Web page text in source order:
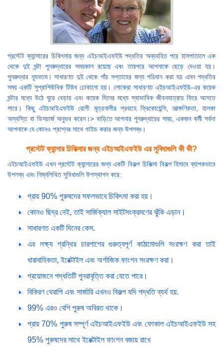
প্রস্টেট ক্যান্সারের চিকিৎসার জন্য এইচআইএফইউ পদ্ধতির অব্যবহিত পরে হাসপাতালে এক
থেকে দুই ঘন্টা পুনরুদ্ধারের সময়কাল রয়েছে এবং তারপরে আপনাকে ছেড়ে দেওয়া হয়।
পুনরুদ্ধার ন্যূনতম। সাধারণত দুই থেকে পাঁচ সপ্তাহের জন্য পরিধান করা হয় এমন পদ্ধতির
সময় একটি সুপ্রাপিউবিক টিউব ঢোকানো হয়। লোকেরা সাধারণত এইচআইএফইউ-এর কয়েক
ঘন্টার মধ্যে উঠে ঘুরে বেড়ায় এবং কয়েক দিনের মধ্যে স্বাভাবিক জীবনযাত্রায় ফিরে আসতে
পারে। কিছু এইচআইএফইউ রোগী মূত্রনালীর প্রবাহে ফ্রিকোয়েন্সি, তাত্ক্ষণিকতা, হালকা
অস্বস্তি বা ডিসচার্জ অনুভব করেন।> বাড়িতে আপনার পুনরুদ্ধারের সময়, একজন কর্মী সর্বদা
আপনাকে যে কোনও প্রশ্নের সাথে গাইড করার জন্য উপলব্ধ।
প্রস্টেট ক্যান্সার চিকিত্সার জন্য এইচআইএফইউ এর সুবিধাগুলি কী কী?
এইচআইএফইউ এখন প্রস্টেট ক্যান্সারের জন্য একটি বিকল্প চিকিত্সা বিকল্প হিসাবে ব্যাপকভাবে
উপলব্ধ এবং নিম্নলিখিত সুবিধাগুলি উপস্থাপন করে:
প্রায় 90% পুরুষদের সফলভাবে চিকিৎসা করা হয়।
কোনও ছিদ্র নেই, তাই সার্জিক্যাল সাইটসংক্রমণের ঝুঁকি এড়ান।
সাধারণত একটি দিনের কেস.
এর লক্ষ্য গ্রন্থির চারপাশের গুরুত্বপূর্ণ কাঠামোগুলি সংরক্ষণ করা তাই
ধারাবাহিকতা, ইরেক্টাইল এবং অর্গাজিক ফাংশন সংরক্ষণ করা।
প্রয়োজনে পদ্ধতিটি পুনরাবৃত্তি করা যেতে পারে।
বিকিরণ থেরাপি এবং সার্জারি এখনও বিকল্প যদি পদ্ধতি ব্যর্থ হয়.
99% এরও বেশি পুরুষ অবিরত থাকে।
প্রায় 70% পুরুষ সম্পূর্ণ এইচআইএফইউ এবং ফোকাল এইচআইএফইউ সহ
95% পুরুষদের সাথে ইরেক্টাইল ফাংশন বজায় রাখে